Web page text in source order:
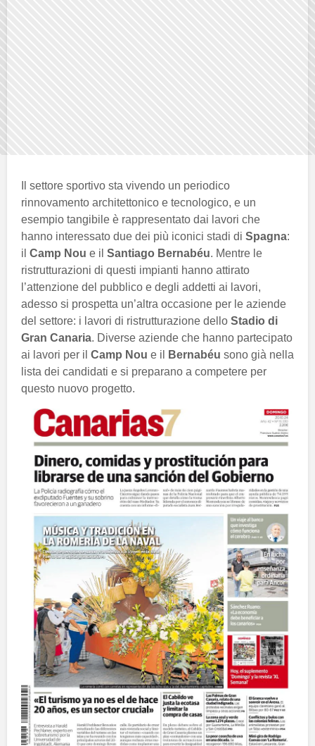
Il settore sportivo sta vivendo un periodico
rinnovamento architettonico e tecnologico, e un
esempio tangibile è rappresentato dai lavori che
hanno interessato due dei più iconici stadi di Spagna:
il Camp Nou e il Santiago Bernabéu. Mentre le
ristrutturazioni di questi impianti hanno attirato
l’attenzione del pubblico e degli addetti ai lavori,
adesso si prospetta un’altra occasione per le aziende
del settore: i lavori di ristrutturazione dello Stadio di
Gran Canaria. Diverse aziende che hanno partecipato
ai lavori per il Camp Nou e il Bernabéu sono già nella
lista dei candidati e si preparano a competere per
questo nuovo progetto.